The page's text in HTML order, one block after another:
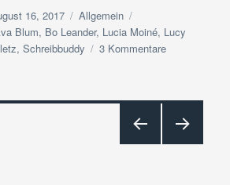
16, 2017 Kategorien
Allgemein
Blum, Bo Leander, Lucia Moiné, Lucy
,Schreibbuddy 3 Kommentarezu
Tag
Partner